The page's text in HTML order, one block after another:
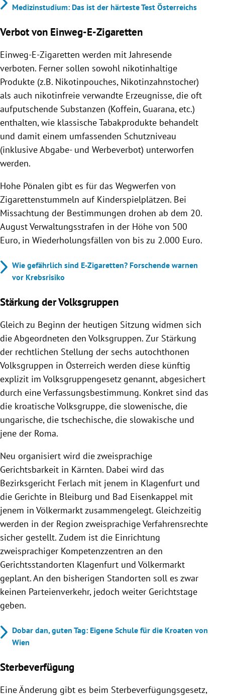
Medizinstudium: Das ist der härteste Test Österreichs
Verbot von Einweg-E-Zigaretten
Einweg-E-Zigaretten werden mit Jahresende
verboten. Ferner sollen sowohl nikotinhaltige
Produkte (z.B. Nikotinpouches, Nikotinzahnstocher)
als auch nikotinfreie verwandte Erzeugnisse, die oft
aufputschende Substanzen (Koffein, Guarana, etc.)
enthalten, wie klassische Tabakprodukte behandelt
und damit einem umfassenden Schutzniveau
(inklusive Abgabe- und Werbeverbot) unterworfen
werden.
Hohe Pönalen gibt es für das Wegwerfen von
Zigarettenstummeln auf Kinderspielplätzen. Bei
Missachtung der Bestimmungen drohen ab dem 20.
August Verwaltungsstrafen in der Höhe von 500
Euro, in Wiederholungsfällen von bis zu 2.000 Euro.
Wie gefährlich sind E‑Zigaretten? Forschende warnen
vor Krebsrisiko
Stärkung der Volksgruppen
Gleich zu Beginn der heutigen Sitzung widmen sich
die Abgeordneten den Volksgruppen. Zur Stärkung
der rechtlichen Stellung der sechs autochthonen
Volksgruppen in Österreich werden diese künftig
explizit im Volksgruppengesetz genannt, abgesichert
durch eine Verfassungsbestimmung. Konkret sind das
die kroatische Volksgruppe, die slowenische, die
ungarische, die tschechische, die slowakische und
jene der Roma.
Neu organisiert wird die zweisprachige
Gerichtsbarkeit in Kärnten. Dabei wird das
Bezirksgericht Ferlach mit jenem in Klagenfurt und
die Gerichte in Bleiburg und Bad Eisenkappel mit
jenem in Völkermarkt zusammengelegt. Gleichzeitig
werden in der Region zweisprachige Verfahrensrechte
sicher gestellt. Zudem ist die Einrichtung
zweisprachiger Kompetenzzentren an den
Gerichtsstandorten Klagenfurt und Völkermarkt
geplant. An den bisherigen Standorten soll es zwar
keinen Parteienverkehr, jedoch weiter Gerichtstage
geben.
Dobar dan, guten Tag: Eigene Schule für die Kroaten von
Wien
Sterbeverfügung
Eine Änderung gibt es beim Sterbeverfügungsgesetz,